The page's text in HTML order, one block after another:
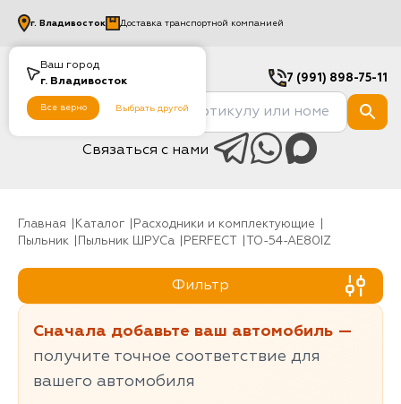
Ваш город
г. Владивосток
Все верно Выбрать другой
г. Владивосток Доставка транспортной компанией
7 (991) 898-75-11
Связаться с нами
Главная Каталог
Расходники и комплектующие
Пыльник
Пыльник ШРУСа PERFECT TO-54-AE80IZ
Фильтр
Сначала добавьте ваш автомобиль —
получите точное соответствие для
вашего автомобиля